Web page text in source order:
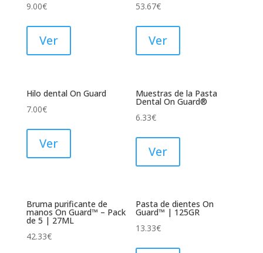
9.00€
Ver
53.67€
Ver
Hilo dental On Guard
7.00€
Ver
Muestras de la Pasta
Dental On Guard®
6.33€
Ver
Bruma purificante de
manos On Guard™ – Pack
de 5 | 27ML
42.33€
Pasta de dientes On
Guard™ | 125GR
13.33€